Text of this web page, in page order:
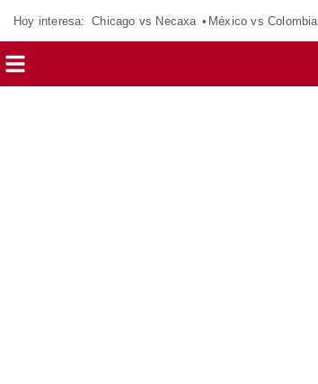
Hoy interesa: Chicago vs Necaxa México vs Colombia